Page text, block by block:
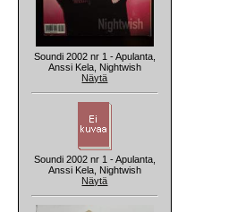
Soundi 2002 nr 1 - Apulanta,
Anssi Kela, Nightwish
Näytä
Soundi 2002 nr 1 - Apulanta,
Anssi Kela, Nightwish
Näytä